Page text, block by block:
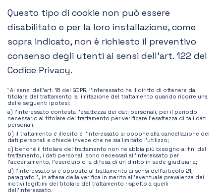
Questo tipo di cookie non può essere
disabilitato e per la loro installazione, come
sopra indicato, non è richiesto il preventivo
consenso degli utenti ai sensi dell’art. 122 del
Codice Privacy.
¹ Ai sensi dell’art. 18 del GDPR, l’interessato ha il diritto di ottenere dal
titolare del trattamento la limitazione del trattamento quando ricorre una
delle seguenti ipotesi:
a) l’interessato contesta l’esattezza dei dati personali, per il periodo
necessario al titolare del trattamento per verificare l’esattezza di tali dati
personali;
b) il trattamento è illecito e l’interessato si oppone alla cancellazione dei
dati personali e chiede invece che ne sia limitato l’utilizzo;
c) benché il titolare del trattamento non ne abbia più bisogno ai fini del
trattamento, i dati personali sono necessari all’interessato per
l’accertamento, l’esercizio o la difesa di un diritto in sede giudiziaria;
d) l’interessato si è opposto al trattamento ai sensi dell’articolo 21,
paragrafo 1, in attesa della verifica in merito all’eventuale prevalenza dei
motivi legittimi del titolare del trattamento rispetto a quelli
dell’interessato.